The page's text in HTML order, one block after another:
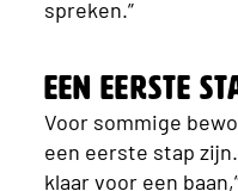
spreken.”
Een eerste
Voor sommige
een eerste stap
klaar voor een